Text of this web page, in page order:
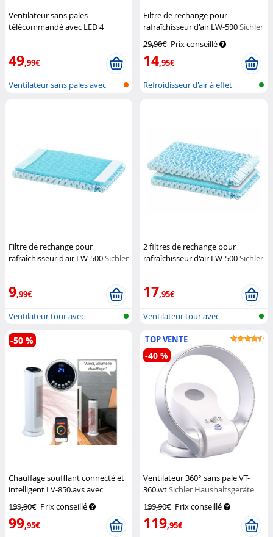
Ventilateur sans pales
télécommandé avec LED 4
49,99€
Ventilateur sans pales avec
Filtre de rechange pour
rafraîchisseur d'air LW-590Sichler
29,90€ Prix conseillé
14,95€
Refroidisseur d'air à effet
Filtre de rechange pour
rafraîchisseur d'air LW-500Sichler
9,99€
Ventilateur tour avec
humidificateu...
2 filtres de rechange pour
rafraîchisseur d'air LW-500Sichler
17,95€
Ventilateur tour avec
Chauffage soufflant connecté et
intelligent LV-850.avs avec
commandes vocalesSichler
Haushaltsgeräte
199,90€ Prix conseillé
99,95€
-50 % TOP VENTE
Ventilateur 360° sans pale VT-
360.wtSichler Haushaltsgeräte
199,90€ Prix conseillé
119,95€
-40 %